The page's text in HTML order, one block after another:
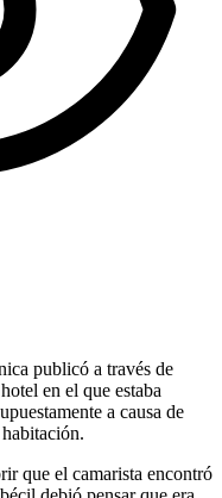
publicó a través de
en el que estaba
a causa de
que el camarista encontró